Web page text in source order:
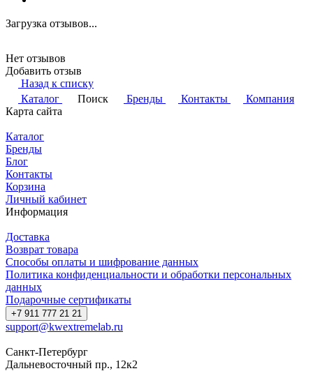
Загрузка отзывов...
Нет отзывов
Добавить отзыв
Назад к списку
Каталог
Поиск Бренды Контакты
Компания
Карта сайта
Каталог
Бренды
Блог
Контакты
Корзина
Личный кабинет
Информация
Доставка
Возврат товара
Способы оплаты и шифрование данных
Политика конфиденциальности и обработки персональных
данных
Подарочные сертификаты
+7 911 777 21 21
support@kwextremelab.ru
Санкт-Петербург
Дальневосточный пр., 12к2